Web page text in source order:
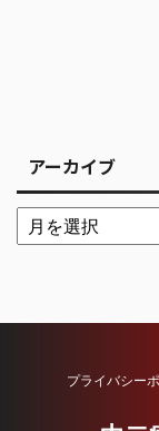
アーカイブ
プライバシー